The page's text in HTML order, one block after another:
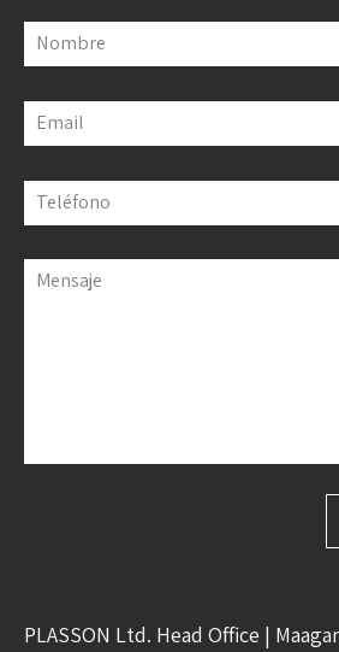
Nombre
Email
Teléfono
Mensaje
PLASSON Ltd. Head Office |